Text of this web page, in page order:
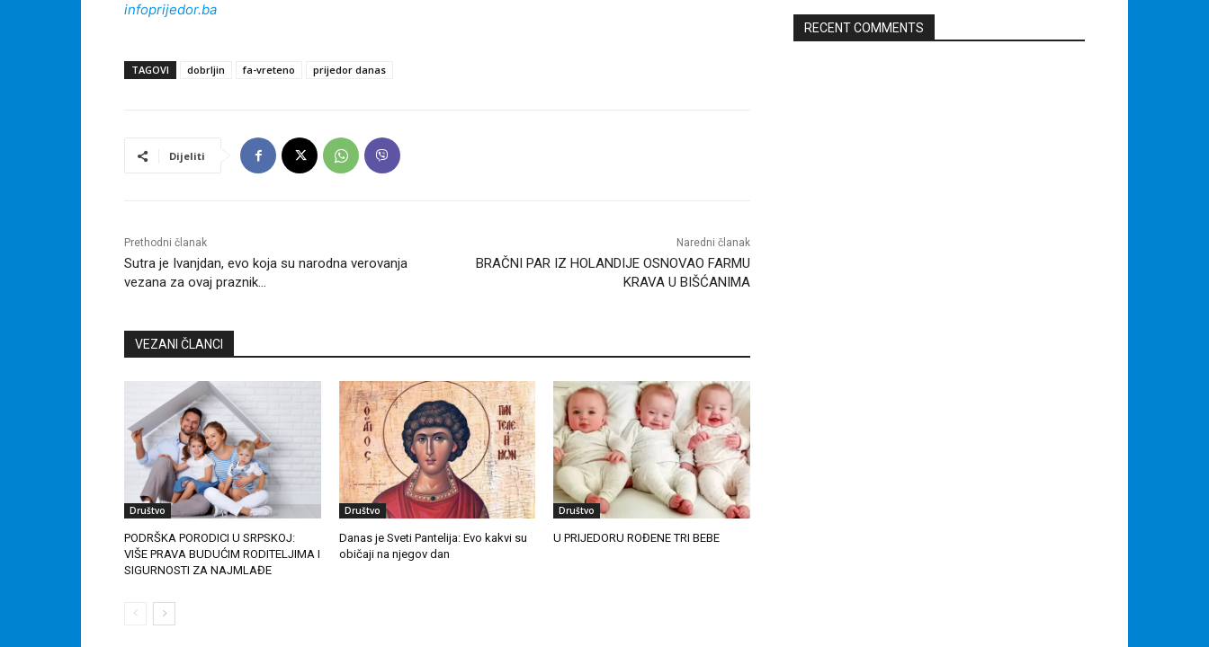
infoprijedor.ba
TAGOVI dobrljin fa-vreteno prijedor danas
Dijeliti
Prethodni članak
Sutra je Ivanjdan, evo koja su narodna verovanja
vezana za ovaj praznik…
Naredni članak
BRAČNI PAR IZ HOLANDIJE OSNOVAO FARMU
KRAVA U BIŠĆANIMA
VEZANI ČLANCI
Društvo
PODRŠKA PORODICI U SRPSKOJ:
VIŠE PRAVA BUDUĆIM RODITELJIMA I
SIGURNOSTI ZA NAJMLAĐE
Društvo
Danas je Sveti Pantelija: Evo kakvi su
običaji na njegov dan
Društvo
U PRIJEDORU ROĐENE TRI BEBE
RECENT COMMENTS